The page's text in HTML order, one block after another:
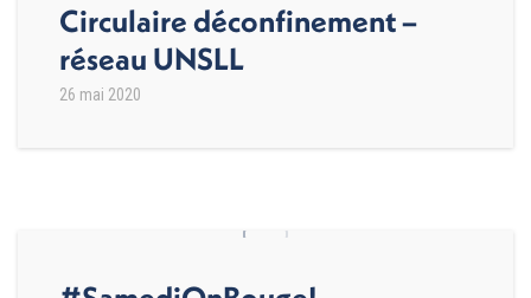
Circulaire déconfinement –
réseau UNSLL
26 mai 2020